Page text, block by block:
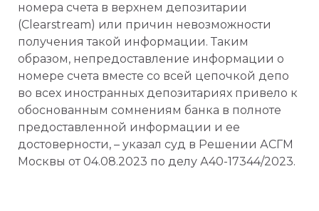
номера счета в верхнем депозитарии
(Clearstream) или причин невозможности
получения такой информации. Таким
образом, непредоставление информации о
номере счета вместе со всей цепочкой депо
во всех иностранных депозитариях привело к
обоснованным сомнениям банка в полноте
предоставленной информации и ее
достоверности, – указал суд в Решении АСГМ
Москвы от 04.08.2023 по делу А40-17344/2023.